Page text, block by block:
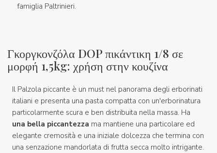
famiglia Paltrinieri.
Γκοργκονζόλα DOP πικάντικη 1/8 σε
μορφή 1,5kg: χρήση στην κουζίνα
Il Palzola piccante è un must nel panorama degli erborinati
italiani e presenta una pasta compatta con un'erborinatura
particolarmente scura e ben distribuita nella massa. Ha
una bella piccantezza ma mantiene una particolare ed
elegante cremosità e una iniziale dolcezza che termina con
una senzazione mandorlata di frutta secca molto intrigante.